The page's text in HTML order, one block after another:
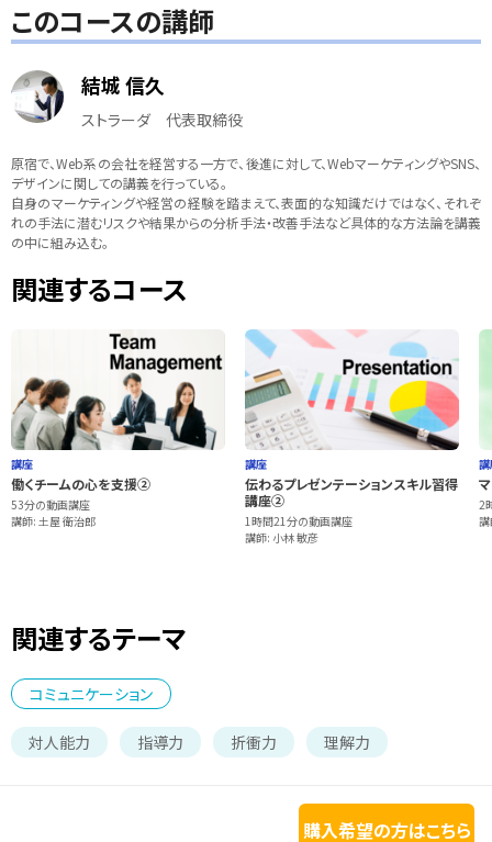
このコースの講師
結城 信久
ストラーダ 代表取締役
原宿で、Web系の会社を経営する一方で、後進に対して、WebマーケティングやSNS、
デザインに関しての講義を行っている。
自身のマーケティングや経営の経験を踏まえて、表面的な知識だけではなく、それぞ
れの手法に潜むリスクや結果からの分析手法・改善手法など具体的な方法論を講義
の中に組み込む。
関連するコース
講座
働くチームの心を支援②
53分の動画講座
講師: 土屋 衛治郎
講座
伝わるプレゼンテーションスキル習得
講座②
1時間21分の動画講座
講師: 小林 敏彦
2
講
関連するテーマ
コミュニケーション
対人能力 指導力 折衝力 理解力
購入希望の方はこちら